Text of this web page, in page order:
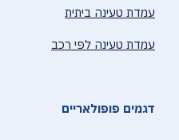
עמדת טעינה ביתית
עמדת טעינה לפי רכב
דגמים פופולאריים